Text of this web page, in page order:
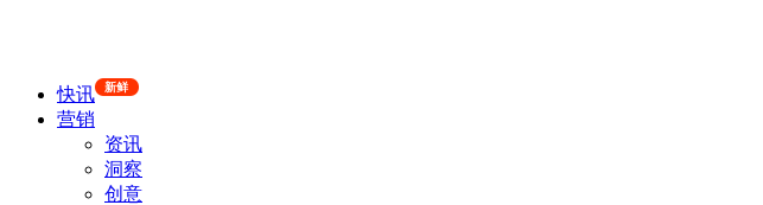
快讯 新鲜
营销
资讯
洞察
创意